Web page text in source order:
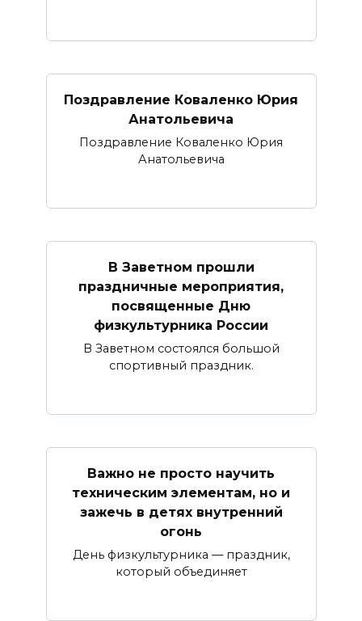
Поздравление Коваленко Юрия
Анатольевича
Поздравление Коваленко Юрия
Анатольевича
В Заветном прошли
праздничные мероприятия,
посвященные Дню
физкультурника России
В Заветном состоялся большой
спортивный праздник.
Важно не просто научить
техническим элементам, но и
зажечь в детях внутренний
огонь
День физкультурника — праздник,
который объединяет